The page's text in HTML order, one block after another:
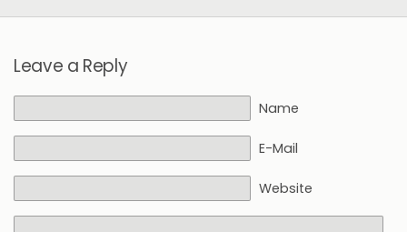
Leave a Reply
Name
E-Mail
Website